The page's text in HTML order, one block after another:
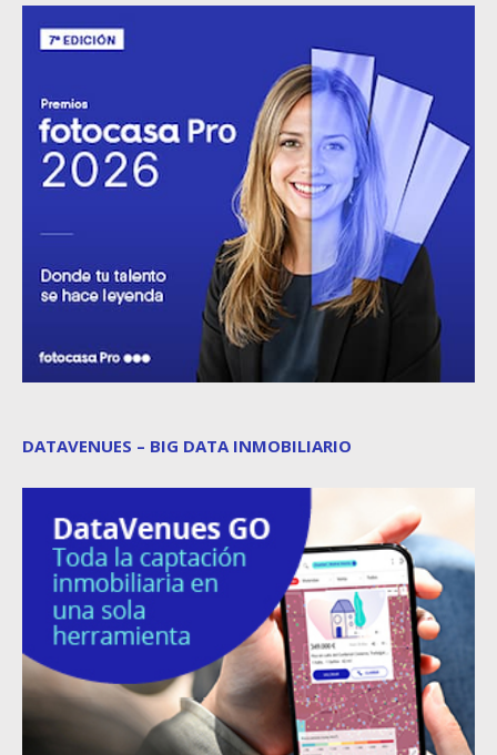
DATAVENUES – BIG DATA INMOBILIARIO